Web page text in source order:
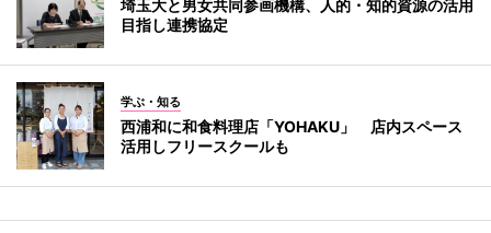
埼玉大と男女共同参画機構、人的・知的資源の活用
目指し連携協定
学ぶ・知る
西浦和に和食料理店「YOHAKU」 店内スペース
活用しフリースクールも